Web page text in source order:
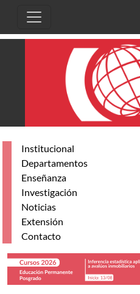
Institucional
Departamentos
Enseñanza
Investigación
Noticias
Extensión
Contacto